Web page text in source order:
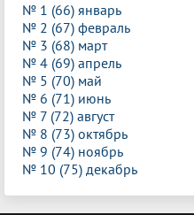
№ 1 (66) январь
№ 2 (67) февраль
№ 3 (68) март
№ 4 (69) апрель
№ 5 (70) май
№ 6 (71) июнь
№ 7 (72) август
№ 8 (73) октябрь
№ 9 (74) ноябрь
№ 10 (75) декабрь